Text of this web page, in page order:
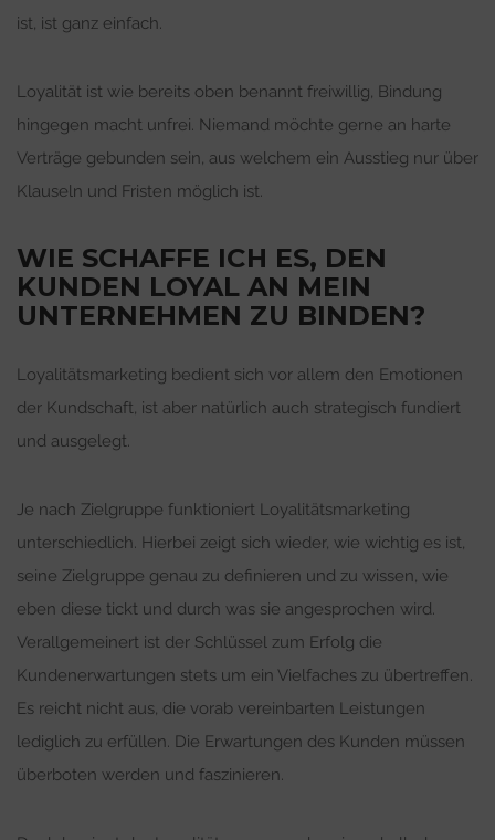
ist, ist ganz einfach.
Loyalität ist wie bereits oben benannt freiwillig, Bindung
hingegen macht unfrei. Niemand möchte gerne an harte
Verträge gebunden sein, aus welchem ein Ausstieg nur über
Klauseln und Fristen möglich ist.
WIE SCHAFFE ICH ES, DEN
KUNDEN LOYAL AN MEIN
UNTERNEHMEN ZU BINDEN?
Loyalitätsmarketing bedient sich vor allem den Emotionen
der Kundschaft, ist aber natürlich auch strategisch fundiert
und ausgelegt.
Je nach Zielgruppe funktioniert Loyalitätsmarketing
unterschiedlich. Hierbei zeigt sich wieder, wie wichtig es ist,
seine Zielgruppe genau zu definieren und zu wissen, wie
eben diese tickt und durch was sie angesprochen wird.
Verallgemeinert ist der Schlüssel zum Erfolg die
Kundenerwartungen stets um ein Vielfaches zu übertreffen.
Es reicht nicht aus, die vorab vereinbarten Leistungen
lediglich zu erfüllen. Die Erwartungen des Kunden müssen
überboten werden und faszinieren.